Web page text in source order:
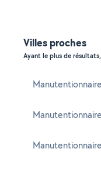
Villes proches
Ayant le plus de